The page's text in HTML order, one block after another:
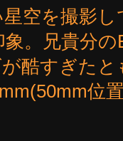
空を撮影
。兄貴分
酷すぎたと
位